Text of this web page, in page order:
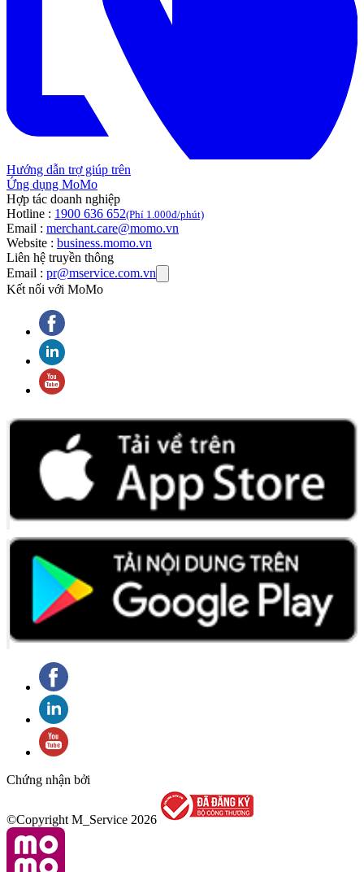
Hướng dẫn trợ giúp trên
Ứng dụng MoMo
Hợp tác doanh nghiệp
Hotline : 1900 636 652(Phí 1.000đ/phút)
Email : merchant.care@momo.vn
Website : business.momo.vn
Liên hệ truyền thông
Email : pr@mservice.com.vn
Kết nối với MoMo
Chứng nhận bởi
©Copyright M_Service 2026